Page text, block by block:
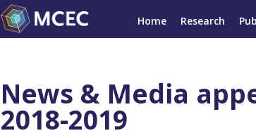
Home Research
News & Media
2018-2019